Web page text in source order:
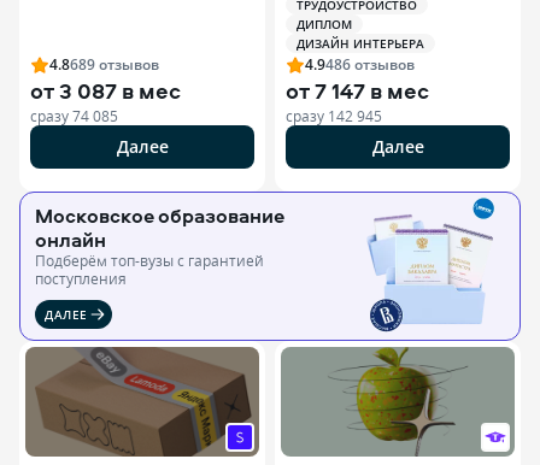
4.8689отзывов
от3 087 в мес
сразу74 085
Далее
Строганова)
ТРУДОУСТРОЙСТВО
ДИПЛОМ
ДИЗАЙН ИНТЕРЬЕРА
4.9486отзывов
от7 147 в мес
сразу 142 945
Далее
Московское образование
онлайн
Подберём топ-вузы c гарантией
поступления
ДАЛЕЕ